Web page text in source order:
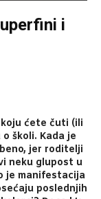
i
koju ćete čuti (ili
školi. Kada je
jer roditelji
neku glupost u
je manifestacija
poslednjih